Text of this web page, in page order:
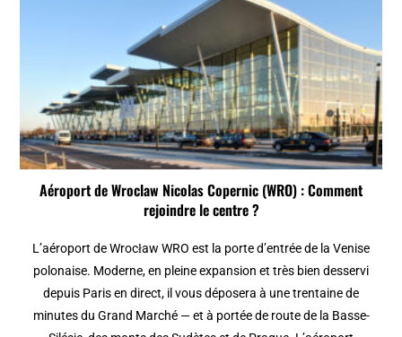
Aéroport de Wroclaw Nicolas Copernic (WRO) : Comment
rejoindre le centre ?
L’aéroport de Wrocław WRO est la porte d’entrée de la Venise
polonaise. Moderne, en pleine expansion et très bien desservi
depuis Paris en direct, il vous déposera à une trentaine de
minutes du Grand Marché — et à portée de route de la Basse-